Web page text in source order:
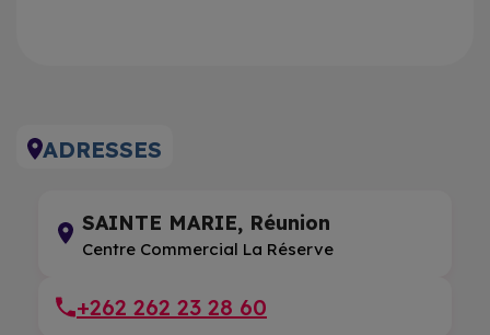
ADRESSES
SAINTE MARIE, Réunion
Centre Commercial La Réserve
+262 262 23 28 60